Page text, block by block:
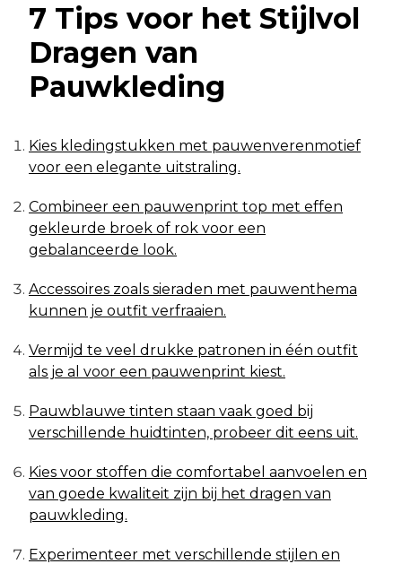
7 Tips voor het Stijlvol
Dragen van
Pauwkleding
Kies kledingstukken met pauwenverenmotief
voor een elegante uitstraling.
Combineer een pauwenprint top met effen
gekleurde broek of rok voor een
gebalanceerde look.
Accessoires zoals sieraden met pauwenthema
kunnen je outfit verfraaien.
Vermijd te veel drukke patronen in één outfit
als je al voor een pauwenprint kiest.
Pauwblauwe tinten staan vaak goed bij
verschillende huidtinten, probeer dit eens uit.
Kies voor stoffen die comfortabel aanvoelen en
van goede kwaliteit zijn bij het dragen van
pauwkleding.
Experimenteer met verschillende stijlen en